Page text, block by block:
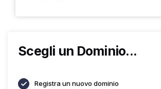
Scegli un Dominio...
Registra un nuovo dominio